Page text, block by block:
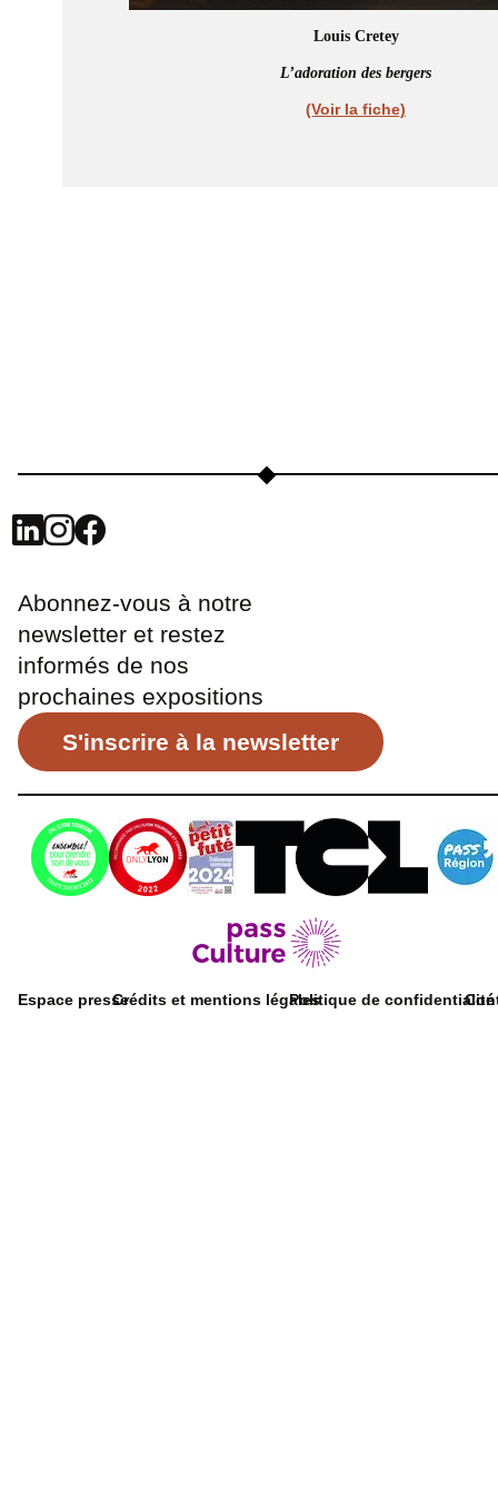
Louis Cretey
L’adoration des bergers
(Voir la fiche)
Abonnez-vous à notre
newsletter et restez
informés de nos
prochaines expositions
S'inscrire à la newsletter
Espace presseCrédits et mentions légalesPolitique de confidentialité